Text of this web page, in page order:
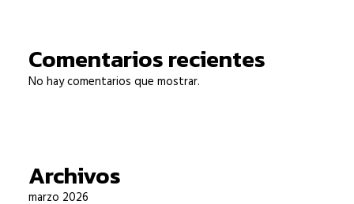
Comentarios recientes
No hay comentarios que mostrar.
Archivos
marzo 2026